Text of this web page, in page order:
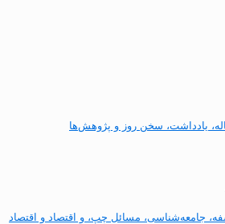
جامعه‌شناسی، مسائل چپ، و اقتصاد و اقتصاد